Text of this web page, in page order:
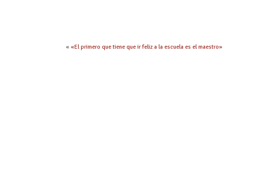
««El primero que tiene que ir feliz a la escuela es el maestro»